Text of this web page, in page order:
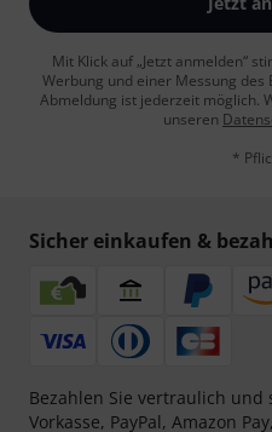
Mit Klick auf „Jetzt anmelden“
Werbung und einer Messung
Abmeldung ist jederzeit möglich.
unseren
*
Sicher einkaufen &
Bezahlen Sie vertraulich und
Vorkasse, PayPal, Amazon Pay,